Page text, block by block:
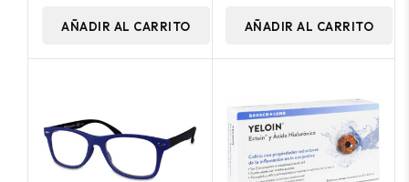
AÑADIR AL CARRITO AÑADIR AL CARRITO